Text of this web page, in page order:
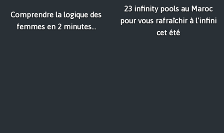
Comprendre la logique des
femmes en 2 minutes...
23 infinity pools au Maroc
pour vous rafraîchir à l'infini
cet été